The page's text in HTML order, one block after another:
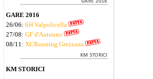
GARE 2016
26/06: 6H Valpolicella
27/08: GF d'Autunno
08/11: XCRunning Grezzana
KM STORICI